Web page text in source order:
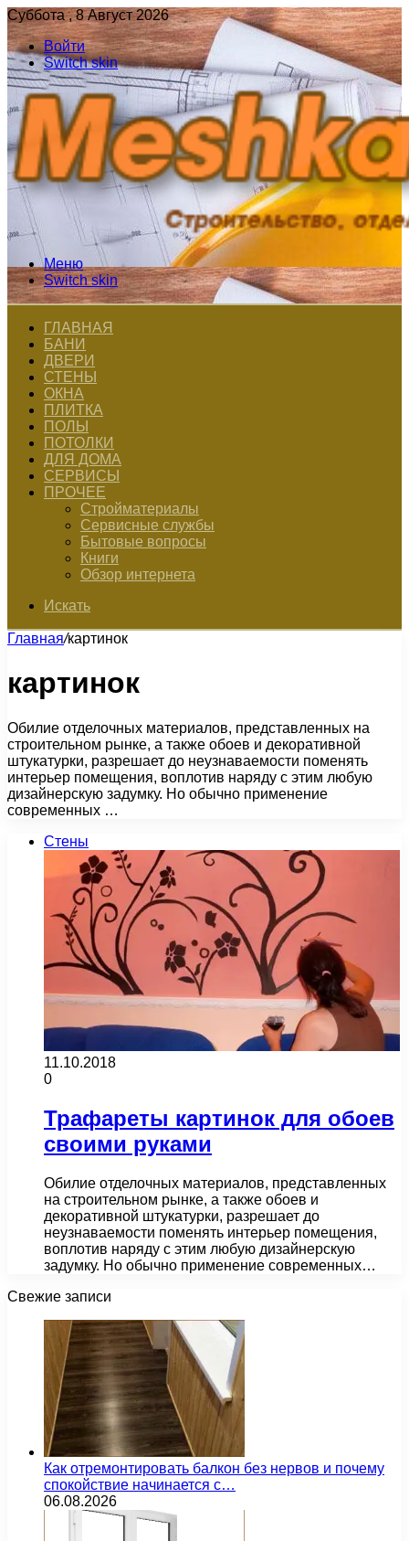
Суббота , 8 Август 2026
Войти
Switch skin
Меню
Switch skin
ГЛАВНАЯ
БАНИ
ДВЕРИ
СТЕНЫ
ОКНА
ПЛИТКА
ПОЛЫ
ПОТОЛКИ
ДЛЯ ДОМА
СЕРВИСЫ
ПРОЧЕЕ
Стройматериалы
Сервисные службы
Бытовые вопросы
Книги
Обзор интернета
Искать
Главная/картинок
картинок
Обилие отделочных материалов, представленных на
строительном рынке, а также обоев и декоративной
штукатурки, разрешает до неузнаваемости поменять
интерьер помещения, воплотив наряду с этим любую
дизайнерскую задумку. Но обычно применение
современных …
Стены
11.10.2018
0
Трафареты картинок для обоев
своими руками
Обилие отделочных материалов, представленных
на строительном рынке, а также обоев и
декоративной штукатурки, разрешает до
неузнаваемости поменять интерьер помещения,
воплотив наряду с этим любую дизайнерскую
задумку. Но обычно применение современных…
Свежие записи
Как отремонтировать балкон без нервов и почему
спокойствие начинается с…
06.08.2026